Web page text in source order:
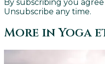
By subscribing you
Unsubscribe any time.
More inYoga